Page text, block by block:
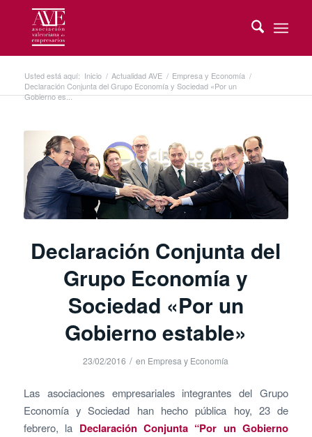
Usted está aquí: Inicio / Actualidad AVE / Empresa y Economía /
Declaración Conjunta del Grupo Economía y Sociedad «Por un
Gobierno es...
Declaración Conjunta del
Grupo Economía y
Sociedad «Por un
Gobierno estable»
23/02/2016 / en Empresa y Economía
Las asociaciones empresariales integrantes del Grupo
Economía y Sociedad han hecho pública hoy, 23 de
febrero, la Declaración Conjunta “Por un Gobierno